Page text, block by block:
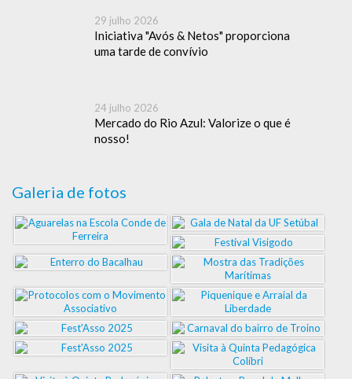
29 julho 2026
Iniciativa "Avós & Netos" proporciona
uma tarde de convívio
24 julho 2026
Mercado do Rio Azul: Valorize o que é
nosso!
Galeria de fotos